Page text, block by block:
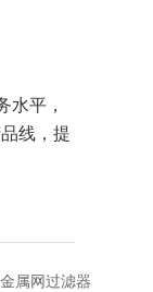
水平，
线，提
属网过滤器